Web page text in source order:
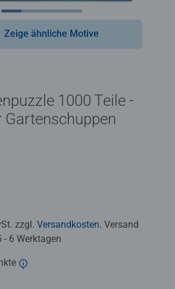
Zeige ähnliche Motive
1000 Teile -
Gartenschuppen
zzgl. Versandkosten. Versand
6 Werktagen